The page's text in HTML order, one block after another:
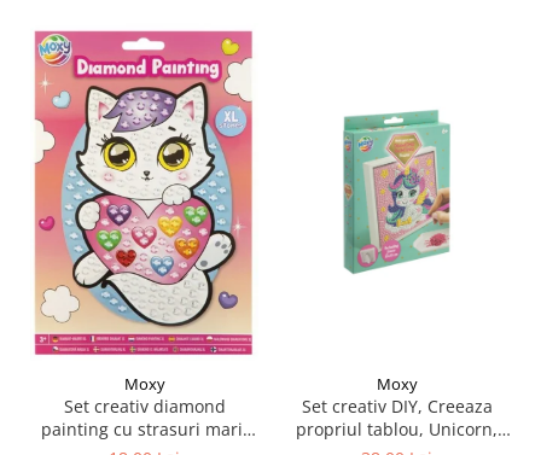
Moxy
Set creativ diamond
painting cu strasuri mari,
Moxy
Set creativ DIY, Creeaza
propriul tablou, Unicorn,